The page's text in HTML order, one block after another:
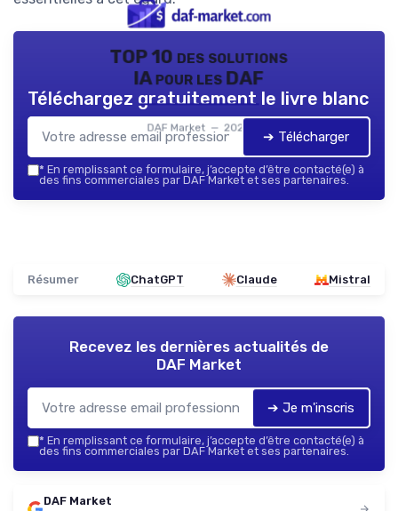
TOP 10 des solutions
IA pour les DAF
DAF Market — 2026
Téléchargez gratuitement le livre blanc
➔ Télécharger
* En remplissant ce formulaire, j’accepte d’être contacté(e) à
des fins commerciales par DAF Market et ses partenaires.
Résumer ChatGPT Claude Mistral
Recevez les dernières actualités de
DAF Market
➔ Je m'inscris
* En remplissant ce formulaire, j’accepte d’être contacté(e) à
des fins commerciales par DAF Market et ses partenaires.
DAF Market